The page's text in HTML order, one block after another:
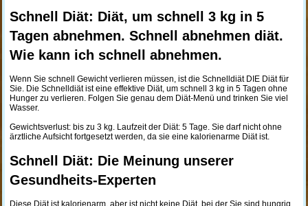
Schnell Diät: Diät, um schnell 3 kg in 5
Tagen abnehmen. Schnell abnehmen diät.
Wie kann ich schnell abnehmen.
Wenn Sie schnell Gewicht verlieren müssen, ist die Schnelldiät DIE Diät für
Sie. Die Schnelldiät ist eine effektive Diät, um schnell 3 kg in 5 Tagen ohne
Hunger zu verlieren. Folgen Sie genau dem Diät-Menü und trinken Sie viel
Wasser.
Gewichtsverlust: bis zu 3 kg. Laufzeit der Diät: 5 Tage. Sie darf nicht ohne
ärztliche Aufsicht fortgesetzt werden, da sie eine kalorienarme Diät ist.
Schnell Diät: Die Meinung unserer
Gesundheits-Experten
Diese Diät ist kalorienarm, aber ist nicht keine Diät, bei der Sie sind hungrig